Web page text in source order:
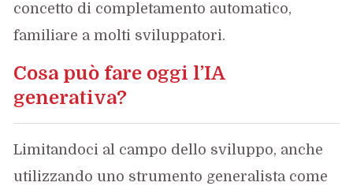
concetto di completamento automatico,
familiare a molti sviluppatori.
Cosa può fare oggi l’IA
generativa?
Limitandoci al campo dello sviluppo, anche
utilizzando uno strumento generalista come